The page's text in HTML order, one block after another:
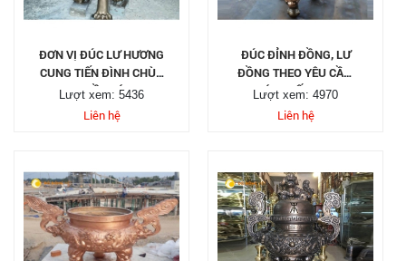
ĐƠN VỊ ĐÚC LƯ HƯƠNG
CUNG TIẾN ĐÌNH CHÙA
TẠI TP HỒ CHÍ MINH
Lượt xem: 5436
Liên hệ
ĐÚC ĐỈNH ĐỒNG, LƯ
ĐỒNG THEO YÊU CẦU,
UY TÍN CHẤT LƯỢNG
Lượt xem: 4970
Liên hệ